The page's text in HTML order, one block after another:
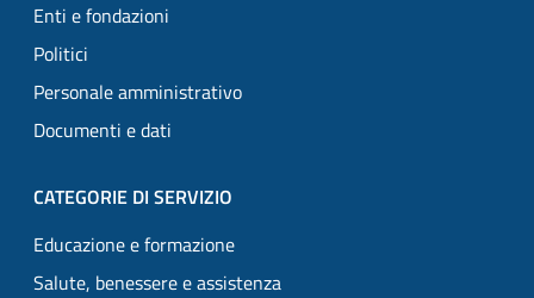
Enti e fondazioni
Politici
Personale amministrativo
Documenti e dati
CATEGORIE DI SERVIZIO
Educazione e formazione
Salute, benessere e assistenza